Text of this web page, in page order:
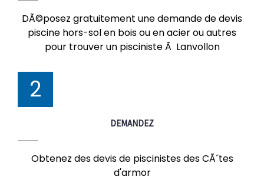
DÃ©posez gratuitement une demande de devis
piscine hors-sol en bois ou en acier ou autres
pour trouver un pisciniste Ã Lanvollon
2
DEMANDEZ
Obtenez des devis de piscinistes des CÃ´tes
d'armor